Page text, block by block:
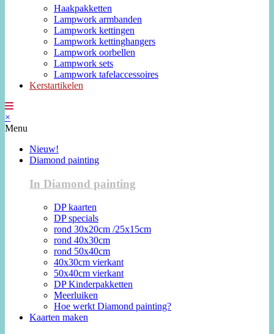
Haakpakketten
Lampwork armbanden
Lampwork kettingen
Lampwork kettinghangers
Lampwork oorbellen
Lampwork sets
Lampwork tafelaccessoires
Kerstartikelen
×
Menu
Nieuw!
Diamond painting
In Diamond painting
DP kaarten
DP specials
rond 30x20cm /25x15cm
rond 40x30cm
rond 50x40cm
40x30cm vierkant
50x40cm vierkant
DP Kinderpakketten
Meerluiken
Hoe werkt Diamond painting?
Kaarten maken